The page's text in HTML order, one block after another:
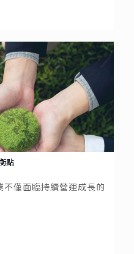
點
僅面臨持續營運成長的